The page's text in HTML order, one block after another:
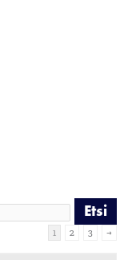
1 2 3 →